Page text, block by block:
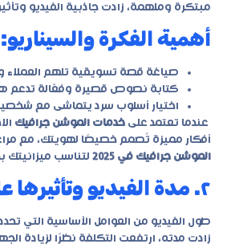
مبتكرة وملهمة، زادت جاذبية الفيديو
أهمية الفكرة والسيناريو:
صياغة قصة تسويقية تلهم العملاء
كتابة نصوص قصيرة وفعّالة تدعم
اختيار أسلوب سرد يتماشى مع
عندما تعتمد على خدمات الموشن جرافيك
أفكار مميزة تُصمم خصيصًا لهويتك، مع
الموشن جرافيك في 2025
لتناسب ميزانيتك
٢. مدة الفيديو وتأثيرها على التكلفة
طول الفيديو من العوامل الأساسية التي
زادت مدته، ارتفعت التكلفة نظرًا لزيادة